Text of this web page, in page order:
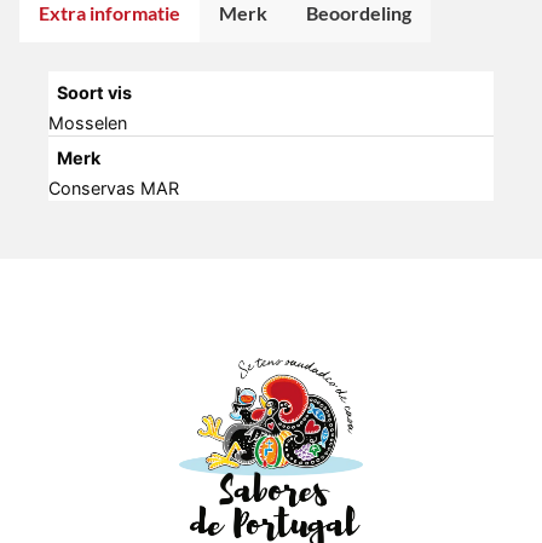
Extra informatie Merk Beoordeling
Soort vis
Mosselen
Merk
Conservas MAR